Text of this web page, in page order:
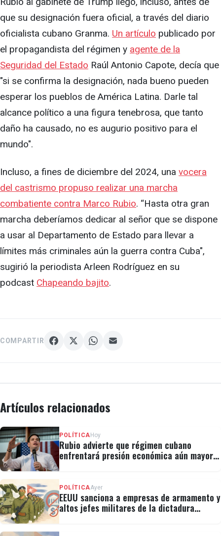
que su designación fuera oficial, a través del diario
oficialista cubano Granma. Un artículo publicado por
el propagandista del régimen y agente de la
Seguridad del Estado Raúl Antonio Capote, decía que
"si se confirma la designación, nada bueno pueden
esperar los pueblos de América Latina. Darle tal
alcance político a una figura tenebrosa, que tanto
daño ha causado, no es augurio positivo para el
mundo".
Incluso, a fines de diciembre del 2024, una vocera
del castrismo propuso realizar una marcha
combatiente contra Marco Rubio. “Hasta otra gran
marcha deberíamos dedicar al señor que se dispone
a usar al Departamento de Estado para llevar a
límites más criminales aún la guerra contra Cuba",
sugirió la periodista Arleen Rodríguez en su
podcast Chapeando bajito.
COMPARTIR
Artículos relacionados
POLÍTICA Hoy
Rubio advierte que régimen cubano
enfrentará presión económica aún mayor:
POLÍTICAAyer
EEUU sanciona a empresas de armamento y
altos jefes militares de la dictadura